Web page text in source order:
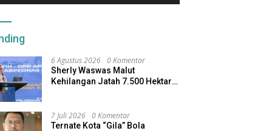
6 Agustus 2026 0 Komentar
Sherly Waswas Malut
Kehilangan Jatah 7.500 Hektare
7 Juli 2026 0 Komentar
Ternate Kota “Gila” Bola